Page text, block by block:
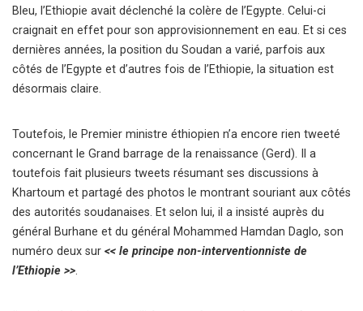
Bleu, l’Ethiopie avait déclenché la colère de l’Egypte. Celui-ci
craignait en effet pour son approvisionnement en eau. Et si ces
dernières années, la position du Soudan a varié, parfois aux
côtés de l’Egypte et d’autres fois de l’Ethiopie, la situation est
désormais claire.
Toutefois, le Premier ministre éthiopien n’a encore rien tweeté
concernant le Grand barrage de la renaissance (Gerd). Il a
toutefois fait plusieurs tweets résumant ses discussions à
Khartoum et partagé des photos le montrant souriant aux côtés
des autorités soudanaises. Et selon lui, il a insisté auprès du
général Burhane et du général Mohammed Hamdan Daglo, son
numéro deux sur << le principe non-interventionniste de
l’Ethiopie >>.